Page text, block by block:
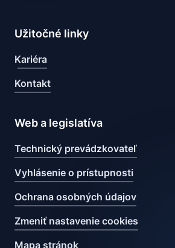
Užitočné linky
Kariéra
Kontakt
Web a legislatíva
Technický prevádzkovateľ
Vyhlásenie o prístupnosti
Ochrana osobných údajov
Zmeniť nastavenie cookies
Mapa stránok